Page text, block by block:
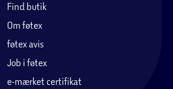
Find butik
Om føtex
føtex avis
Job i føtex
e-mærket certifikat